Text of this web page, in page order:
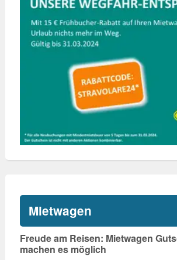
Mietwagen
Freude am Reisen: Mietwagen
machen es möglich